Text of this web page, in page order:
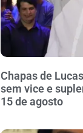
Chapas de
sem vice e
15 de agosto